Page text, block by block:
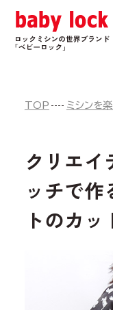
TOP ミシンを
クリエイ
ッチで
トのカッ